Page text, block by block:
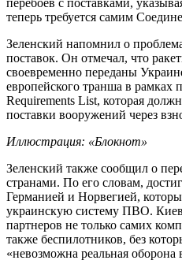
теперь требуется самим
Зеленский напомнил о
поставок. Он отмечал, что
своевременно переданы
европейского транша в
Requirements List, которая
поставки вооружений через
Иллюстрация: «Блокнот»
Зеленский также сообщил о
странами. По его словам,
Германией и Норвегией,
украинскую систему ПВО. Киев
партнеров не только самих
также беспилотников, без
«невозможна реальная